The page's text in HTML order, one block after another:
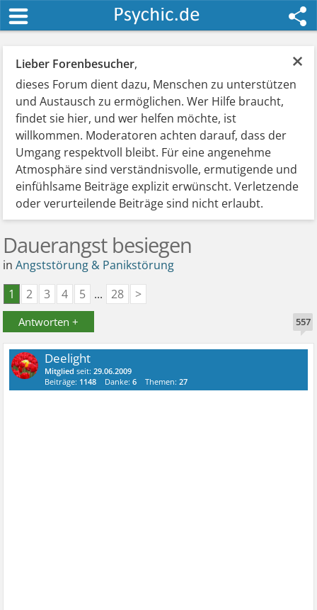
×
Lieber Forenbesucher,
dieses Forum dient dazu, Menschen zu unterstützen
und Austausch zu ermöglichen. Wer Hilfe braucht,
findet sie hier, und wer helfen möchte, ist
willkommen. Moderatoren achten darauf, dass der
Umgang respektvoll bleibt. Für eine angenehme
Atmosphäre sind verständnisvolle, ermutigende und
einfühlsame Beiträge explizit erwünscht. Verletzende
oder verurteilende Beiträge sind nicht erlaubt.
Dauerangst besiegen
inAngststörung & Panikstörung
1
2 3 4 5 ... 28 >
Antworten + 557
Deelight
Mitglied seit:29.06.2009
Beiträge: 1148 Danke:6 Themen:27